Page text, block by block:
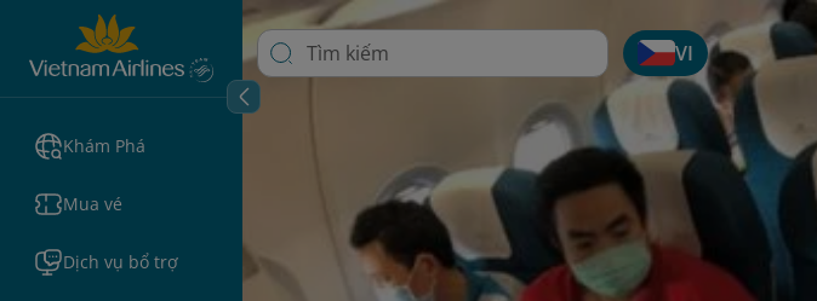
Khám Phá
Mua vé
Dịch vụ bổ trợ
VI